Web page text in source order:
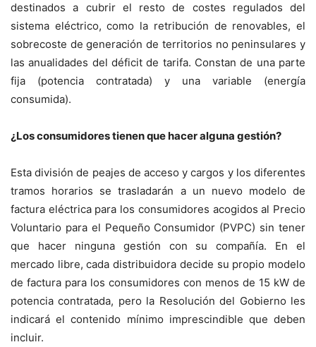
destinados a cubrir el resto de costes regulados del
sistema eléctrico, como la retribución de renovables, el
sobrecoste de generación de territorios no peninsulares y
las anualidades del déficit de tarifa. Constan de una parte
fija (potencia contratada) y una variable (energía
consumida).
¿Los consumidores tienen que hacer alguna gestión?
Esta división de peajes de acceso y cargos y los diferentes
tramos horarios se trasladarán a un nuevo modelo de
factura eléctrica para los consumidores acogidos al Precio
Voluntario para el Pequeño Consumidor (PVPC) sin tener
que hacer ninguna gestión con su compañía. En el
mercado libre, cada distribuidora decide su propio modelo
de factura para los consumidores con menos de 15 kW de
potencia contratada, pero la Resolución del Gobierno les
indicará el contenido mínimo imprescindible que deben
incluir.